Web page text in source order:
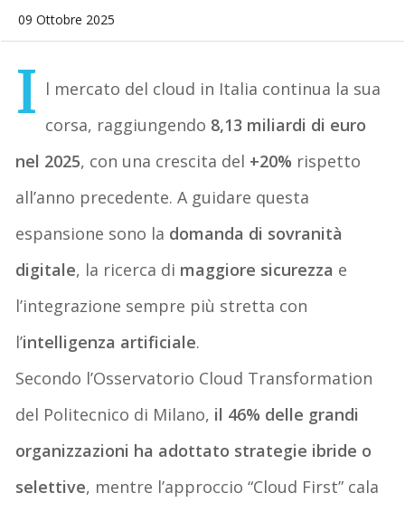
09 Ottobre 2025
I l mercato del cloud in Italia continua la sua
corsa, raggiungendo 8,13 miliardi di euro
nel 2025, con una crescita del +20% rispetto
all’anno precedente. A guidare questa
espansione sono la domanda di sovranità
digitale, la ricerca di maggiore sicurezza e
l’integrazione sempre più stretta con
l’intelligenza artificiale.
Secondo l’Osservatorio Cloud Transformation
del Politecnico di Milano, il 46% delle grandi
organizzazioni ha adottato strategie ibride o
selettive, mentre l’approccio “Cloud First” cala